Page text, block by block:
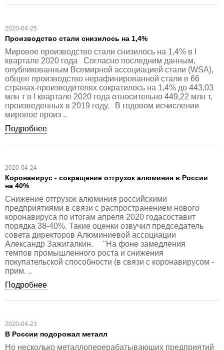
2020-04-25
Производство стали снизилось на 1,4%
Мировое производство стали снизилось на 1,4% в I
квартале 2020 года Согласно последним данным,
опубликованным Всемирной ассоциацией стали (WSA),
общее производство нерафинированной стали в 66
странах-производителях сократилось на 1,4% до 443,03
млн т в I квартале 2020 года относительно 449,22 млн т,
произведенных в 2019 году. В годовом исчислении
мировое произ ..
Подробнее
2020-04-24
Коронавирус - сокращение отгрузок алюминия в России
на 40%
Снижение отгрузок алюминия российскими
предприятиями в связи с распространением нового
коронавируса по итогам апреля 2020 годасоставит
порядка 38-40%. Такие оценки озвучил председатель
совета директоров Алюминиевой ассоциации
Александр Зажигалкин. "На фоне замедления
темпов промышленного роста и снижения
покупательской способности (в связи с коронавирусом -
прим. ..
Подробнее
2020-04-23
В России подорожал металл
Но несколько металлоперерабатывающих предприятий